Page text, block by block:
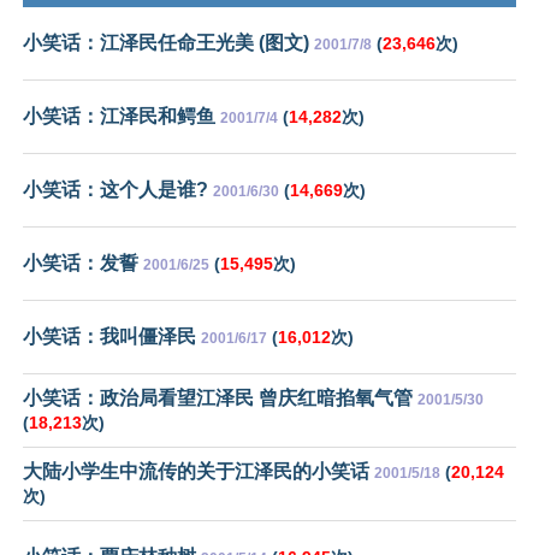
小笑话：江泽民任命王光美 (图文) 2001/7/8 (23,646次)
小笑话：江泽民和鳄鱼 2001/7/4 (14,282次)
小笑话：这个人是谁? 2001/6/30 (14,669次)
小笑话：发誓 2001/6/25 (15,495次)
小笑话：我叫僵泽民 2001/6/17 (16,012次)
小笑话：政治局看望江泽民 曾庆红暗掐氧气管 2001/5/30
(18,213次)
大陆小学生中流传的关于江泽民的小笑话 2001/5/18 (20,124
次)